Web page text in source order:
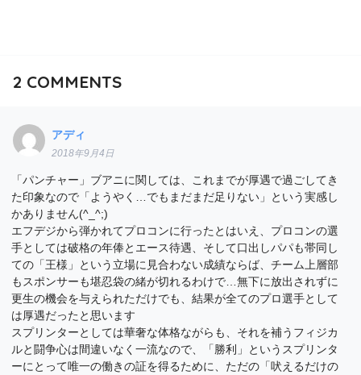
2 COMMENTS
アディ
2018年9月4日
「パンチャー」ブアニに関しては、これまでが厚遇で過ごしてき
た印象なので「ようやく…でもまだまだ足りない」という実感し
かありません(^_^;)
エフデジから弾かれてプロコンに行ったとはいえ、プロコンの選
手としては破格の年俸とエース待遇、そして口出しパパも帯同し
ての「王様」という立場に見合わない成績ならば、チーム上層部
もスポンサーも堪忍袋の緒が切れるわけで…無下に放出されずに
更生の機会を与えられただけでも、結果が全てのプロ選手として
は厚遇だったと思います
スプリンターとしては華奢な体格ながらも、それを補うフィジカ
ルと闘争心は間違いなく一流なので、「勝利」というスプリンタ
ーにとって唯一の働きの証を得るために、ただの「吠えるだけの